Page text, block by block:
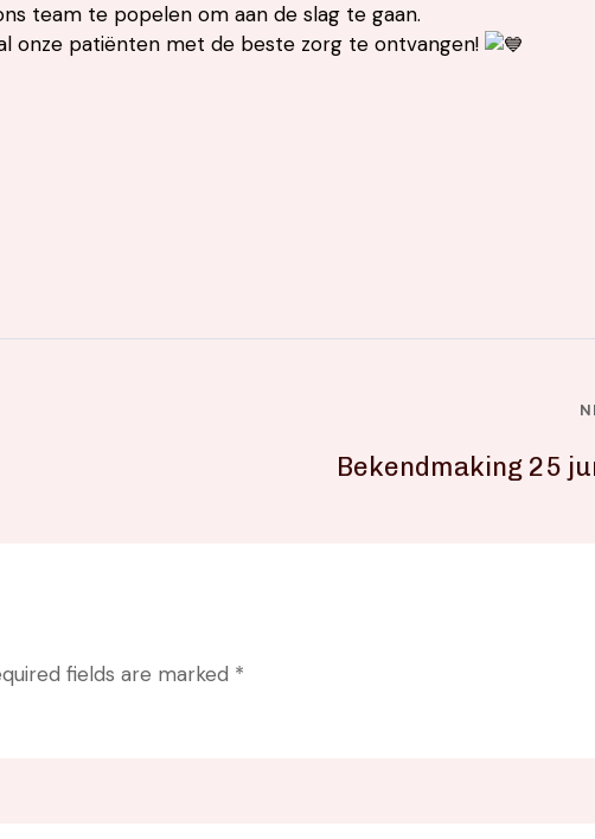
team te popelen om aan de slag te gaan.
onze patiënten met de beste zorg te ontvangen!
Bekendmaking 25
fields are marked *